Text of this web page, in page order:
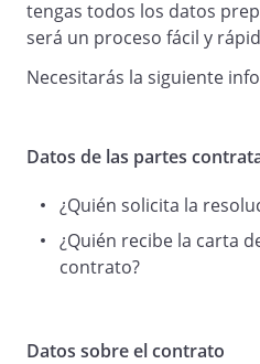
tengas todos los datos
será un proceso fácil y
Necesitarás la siguiente
Datos de las partes
¿Quién solicita la
¿Quién recibe la carta
contrato?
Datos sobre el contrato